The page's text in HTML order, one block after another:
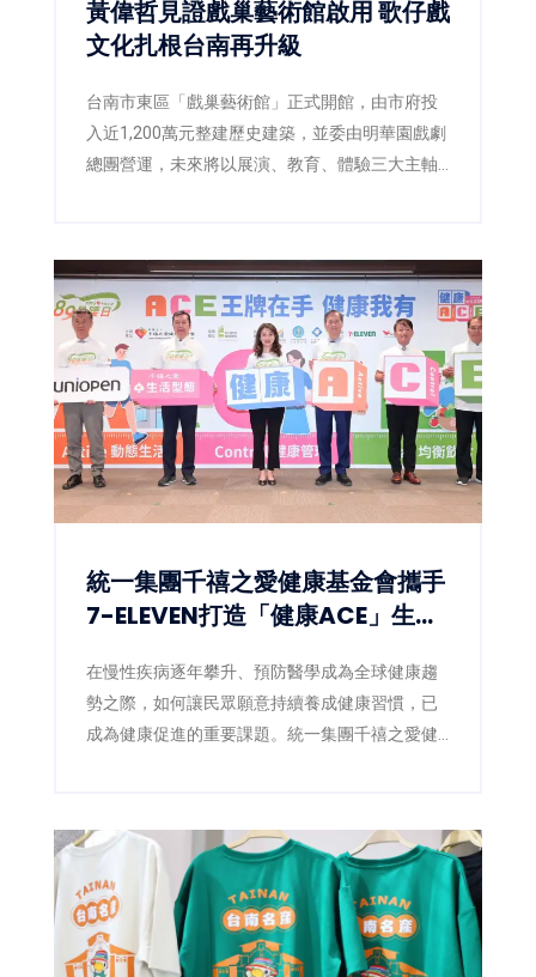
黃偉哲見證戲巢藝術館啟用 歌仔戲
文化扎根台南再升級
台南市東區「戲巢藝術館」正式開館，由市府投
入近1,200萬元整建歷史建築，並委由明華園戲劇
總團營運，未來將以展演、教育、體驗三大主軸
統一集團千禧之愛健康基金會攜手
7-ELEVEN打造「健康ACE」生態
在慢性疾病逐年攀升、預防醫學成為全球健康趨
勢之際，如何讓民眾願意持續養成健康習慣，已
成為健康促進的重要課題。統一集團千禧之愛健
專區，將健走、量血壓、量腰圍、均衡飲食等健
康行動融入日常生活，透過數位積分與獎勵機
制，鼓勵全民從生活型態改變開始，降低慢性疾
病風險，打造全民健康新生態。